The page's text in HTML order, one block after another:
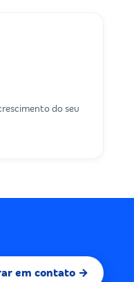
do seu
em contato →